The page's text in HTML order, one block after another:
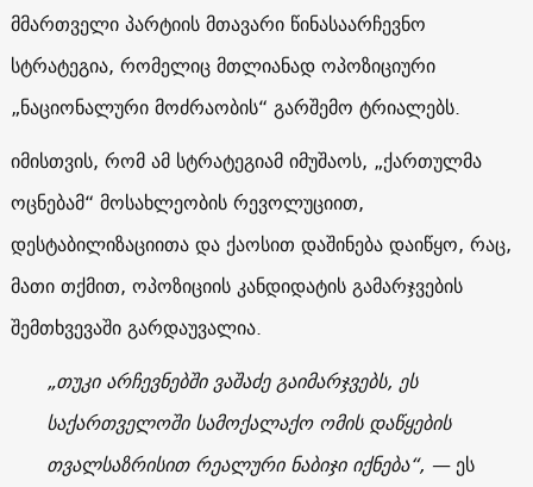
მმართველი პარტიის მთავარი წინასაარჩევნო
სტრატეგია, რომელიც მთლიანად ოპოზიციური
„ნაციონალური მოძრაობის“ გარშემო ტრიალებს.
იმისთვის, რომ ამ სტრატეგიამ იმუშაოს, „ქართულმა
ოცნებამ“ მოსახლეობის რევოლუციით,
დესტაბილიზაციითა და ქაოსით დაშინება დაიწყო, რაც,
მათი თქმით, ოპოზიციის კანდიდატის გამარჯვების
შემთხვევაში გარდაუვალია.
„თუკი არჩევნებში ვაშაძე გაიმარჯვებს, ეს
საქართველოში სამოქალაქო ომის დაწყების
თვალსაზრისით რეალური ნაბიჯი იქნება“, —ეს